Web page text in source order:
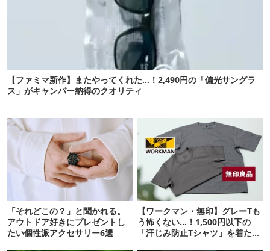
【ファミマ新作】またやってくれた…！2,490円の「偏光サングラ
ス」がキャンパー納得のクオリティ
「それどこの？」と聞かれる。
アウトドア好きにプレゼントし
たい個性派アクセサリー6選
【ワークマン・無印】グレーTも
う怖くない…！1,500円以下の
「汗じみ防止Tシャツ」を着たら